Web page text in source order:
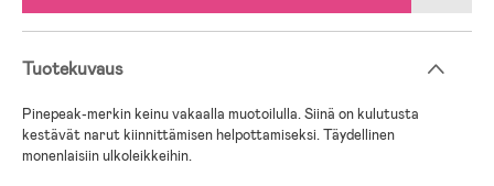
Tuotekuvaus
Pinepeak-merkin keinu vakaalla muotoilulla. Siinä on kulutusta
kestävät narut kiinnittämisen helpottamiseksi. Täydellinen
monenlaisiin ulkoleikkeihin.